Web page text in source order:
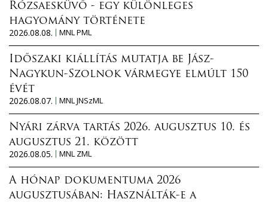
Rózsaesküvő - egy különleges
hagyomány története
2026.08.08.
MNL PML
Időszaki kiállítás mutatja be Jász-
Nagykun-Szolnok vármegye elmúlt 150
évét
2026.08.07.
MNL JNSzML
Nyári zárva tartás 2026. augusztus 10. és
augusztus 21. között
2026.08.05.
MNL ZML
A hónap dokumentuma 2026
augusztusában: Használták-e a